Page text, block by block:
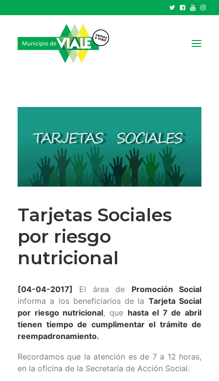
GOBIERNO
TRÁMITES Y SERVICIOS
CIUDAD
PARQUE INDUSTRIAL
Tarjetas Sociales
por riesgo
nutricional
[04-04-2017] El área de Promoción Social
informa a los beneficiarios de la Tarjeta Social
por riesgo nutricional, que hasta el 7 de abril
tienen tiempo de cumplimentar el trámite de
reempadronamiento.
Recordamos que la atención es de 7 a 12 horas,
en la oficina de la Secretaría de Acción Social.